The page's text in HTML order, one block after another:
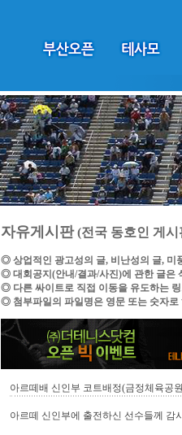
자유게시판(전국 동호인 게시
◎ 상업적인 광고성의 글, 비난성의 글, 미
◎ 대회공지(안내/결과/사진)에 관한 글은
◎ 다른 싸이트로 직접 이동을 유도하는
◎ 첨부파일의 파일명은 영문 또는 숫자로
아르떼배 신인부 코트배정(금정체육공
아르떼 신인부에 출전하신 선수들께 감